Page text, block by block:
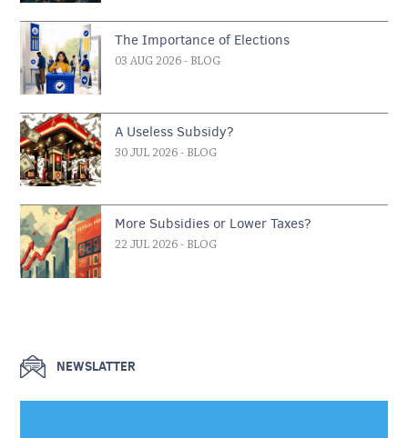
The Importance of Elections
03 AUG 2026 - BLOG
A Useless Subsidy?
30 JUL 2026 - BLOG
More Subsidies or Lower Taxes?
22 JUL 2026 - BLOG
NEWSLATTER